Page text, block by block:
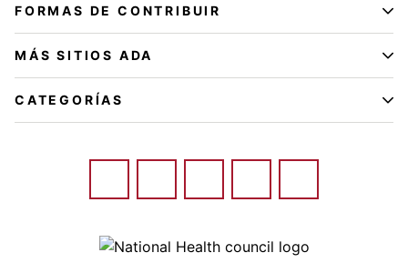
FORMAS DE CONTRIBUIR
MÁS SITIOS ADA
CATEGORÍAS
Image